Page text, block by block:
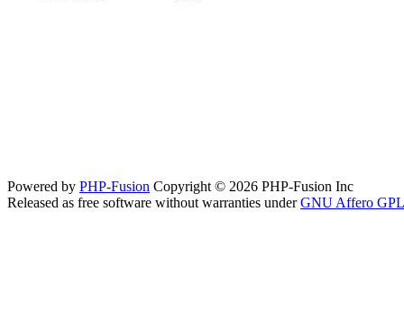
Powered by PHP-Fusion Copyright © 2026 PHP-Fusion Inc
Released as free software without warranties underGNU Affero GPL